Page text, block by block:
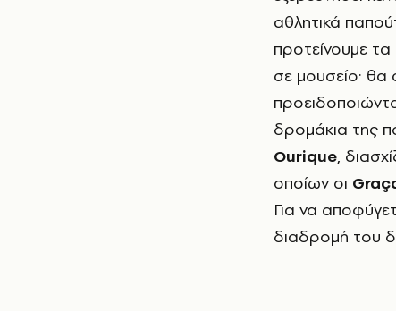
αθλητικά
προτείνουμε τα
σε μουσείο· θα
δρομάκια της
Ourique,
οποίων οι
Για να
διαδρομή του